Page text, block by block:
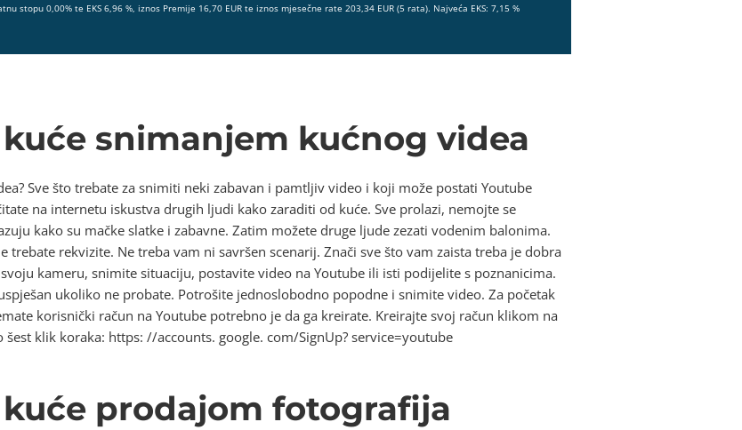
stopu 0,00% te EKS 6,96 %, iznos Premije 16,70 EUR te iznos mjesečne rate 203,34 EUR (5 rata). Najveća EKS: 7,15 %
snimanjem kućnog videa
Sve što trebate za snimiti neki zabavan i pamtljiv video i koji može postati Youtube
na internetu iskustva drugih ljudi kako zaraditi od kuće. Sve prolazi, nemojte se
kako su mačke slatke i zabavne. Zatim možete druge ljude zezati vodenim balonima.
rekvizite. Ne treba vam ni savršen scenarij. Znači sve što vam zaista treba je dobra
kameru, snimite situaciju, postavite video na Youtube ili isti podijelite s poznanicima.
ukoliko ne probate. Potrošite jednoslobodno popodne i snimite video. Za početak
korisnički račun na Youtube potrebno je da ga kreirate. Kreirajte svoj račun klikom na
klik koraka: https: //accounts. google. com/SignUp? service=youtube
prodajom fotografija